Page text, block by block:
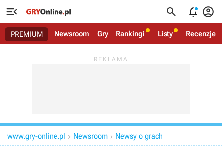
   
PREMIUM Newsroom Gry Rankingi Listy Recenzje
www.gry-online.pl  Newsroom  Newsy o grach